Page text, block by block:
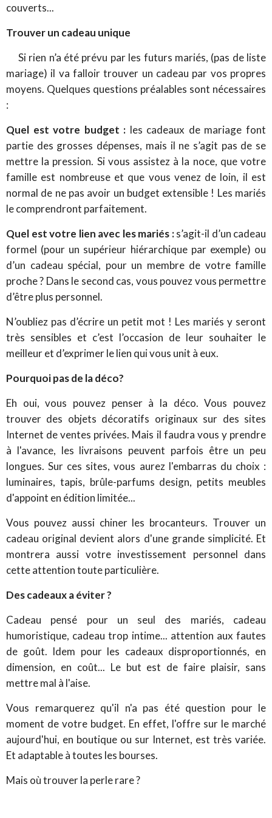
couverts...
Trouver un cadeau unique
Si rien n’a été prévu par les futurs mariés, (pas de liste
mariage) il va falloir trouver un cadeau par vos propres
moyens. Quelques questions préalables sont nécessaires
:
Quel est votre budget : les cadeaux de mariage font
partie des grosses dépenses, mais il ne s’agit pas de se
mettre la pression. Si vous assistez à la noce, que votre
famille est nombreuse et que vous venez de loin, il est
normal de ne pas avoir un budget extensible ! Les mariés
le comprendront parfaitement.
Quel est votre lien avec les mariés :s’agit-il d’un cadeau
formel (pour un supérieur hiérarchique par exemple) ou
d’un cadeau spécial, pour un membre de votre famille
proche ? Dans le second cas, vous pouvez vous permettre
d’être plus personnel.
N’oubliez pas d’écrire un petit mot ! Les mariés y seront
très sensibles et c’est l’occasion de leur souhaiter le
meilleur et d’exprimer le lien qui vous unit à eux.
Pourquoi pas de la déco?
Eh oui, vous pouvez penser à la déco. Vous pouvez
trouver des objets décoratifs originaux sur des sites
Internet de ventes privées. Mais il faudra vous y prendre
à l'avance, les livraisons peuvent parfois être un peu
longues. Sur ces sites, vous aurez l'embarras du choix :
luminaires, tapis, brûle-parfums design, petits meubles
d'appoint en édition limitée...
Vous pouvez aussi chiner les brocanteurs. Trouver un
cadeau original devient alors d'une grande simplicité. Et
montrera aussi votre investissement personnel dans
cette attention toute particulière.
Des cadeaux a éviter ?
Cadeau pensé pour un seul des mariés, cadeau
humoristique, cadeau trop intime... attention aux fautes
de goût. Idem pour les cadeaux disproportionnés, en
dimension, en coût... Le but est de faire plaisir, sans
mettre mal à l'aise.
Vous remarquerez qu'il n'a pas été question pour le
moment de votre budget. En effet, l'offre sur le marché
aujourd'hui, en boutique ou sur Internet, est très variée.
Et adaptable à toutes les bourses.
Mais où trouver la perle rare ?